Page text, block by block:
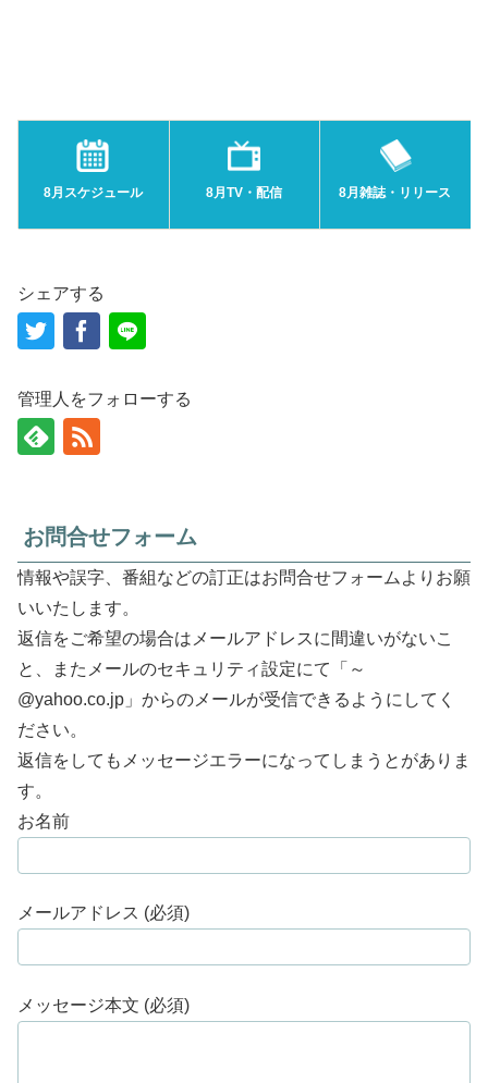
8月スケジュール 8月TV・配信 8月雑誌・リリース
シェアする
管理人をフォローする
お問合せフォーム
情報や誤字、番組などの訂正はお問合せフォームよりお願
いいたします。
返信をご希望の場合はメールアドレスに間違いがないこ
と、またメールのセキュリティ設定にて「～
@yahoo.co.jp」からのメールが受信できるようにしてく
ださい。
返信をしてもメッセージエラーになってしまうとがありま
す。
お名前
メールアドレス (必須)
メッセージ本文 (必須)